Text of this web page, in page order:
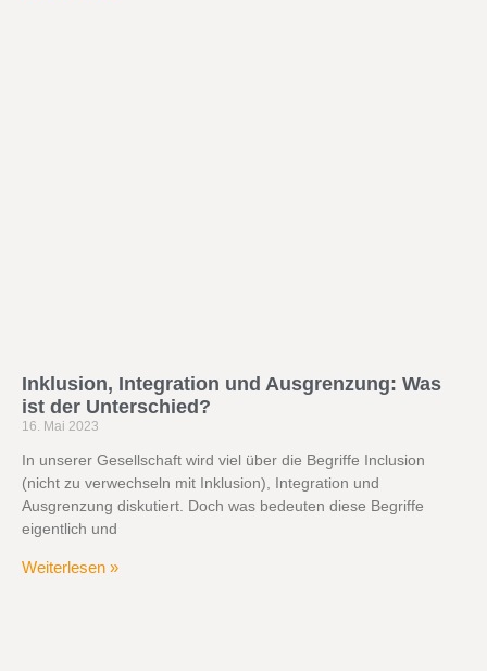
Inklusion, Integration und Ausgrenzung: Was
ist der Unterschied?
16. Mai 2023
In unserer Gesellschaft wird viel über die Begriffe Inclusion
(nicht zu verwechseln mit Inklusion), Integration und
Ausgrenzung diskutiert. Doch was bedeuten diese Begriffe
eigentlich und
Weiterlesen »